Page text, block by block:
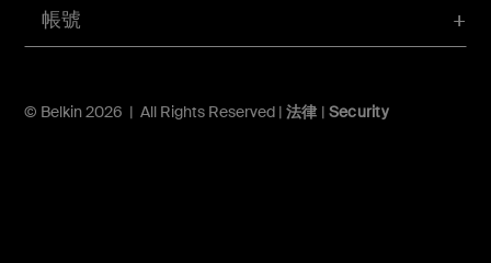
帳號
© Belkin 2026 | All Rights Reserved | 法律 | Security